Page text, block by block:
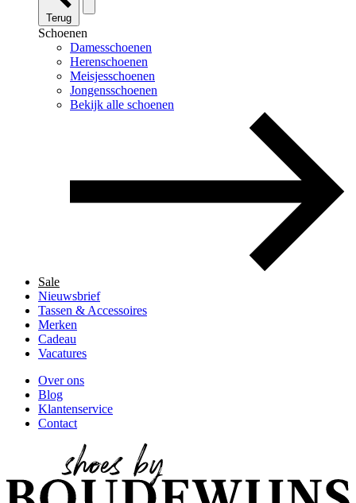
Terug
Schoenen
Damesschoenen
Herenschoenen
Meisjesschoenen
Jongensschoenen
Bekijk alle schoenen
Sale
Nieuwsbrief
Tassen & Accessoires
Merken
Cadeau
Vacatures
Over ons
Blog
Klantenservice
Contact